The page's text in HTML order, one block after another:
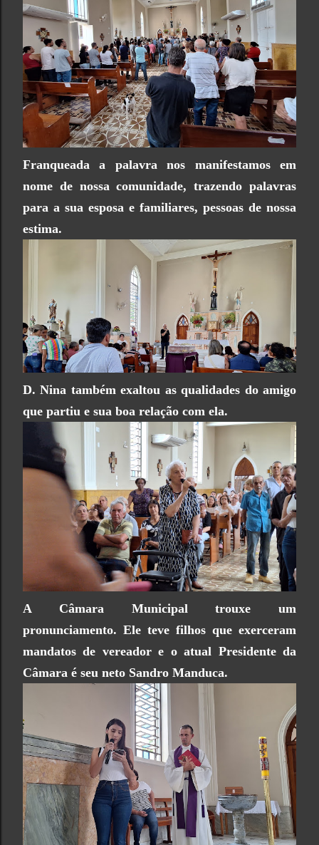
Franqueada a palavra nos manifestamos em
nome de nossa comunidade, trazendo palavras
para a sua esposa e familiares, pessoas de nossa
estima.
D. Nina também exaltou as qualidades do amigo
que partiu e sua boa relação com ela.
A Câmara Municipal trouxe um
pronunciamento. Ele teve filhos que exerceram
mandatos de vereador e o atual Presidente da
Câmara é seu neto Sandro Manduca.